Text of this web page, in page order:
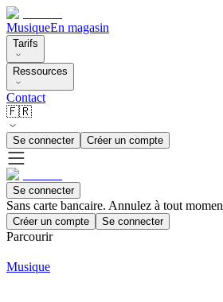
MusiqueEn magasin
Tarifs
Ressources
Contact
🇫🇷
Se connecter Créer un compte
Se connecter
Sans carte bancaire. Annulez à tout
Créer un compte Se connecter
Parcourir
Musique